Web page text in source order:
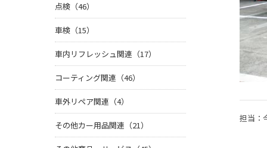
担当：
点検（46）
車検（15）
車内リフレッシュ関連（17）
コーティング関連（46）
車外リペア関連（4）
その他カー用品関連（21）